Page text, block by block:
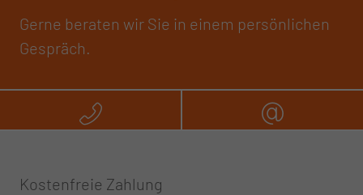
Gerne beraten wir Sie in einem persönlichen
Gespräch.
Rufen Sie uns an
Kostenfreie Zahlung